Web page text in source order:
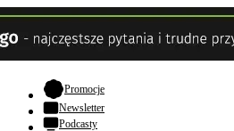
Promocje- otwiera się w nowej karcie
Newsletter
Podcasty